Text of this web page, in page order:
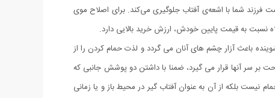
فرزند شما با اشعه‌ی آفتاب جلوگیری می‌کند. برای اصلاح موی
نسبت به قیمت پایین خودش، ارزش خرید بالایی دارد.
باعث آزار چشم های آنان می گردد و لذت حمام کردن را از
بر سر آنها قرار می گیرد، ضمنا با داشتن دو پوشش جانبی که
بلکه از آن به عنوان آفتاب گیر در محیط باز و یا زمانی